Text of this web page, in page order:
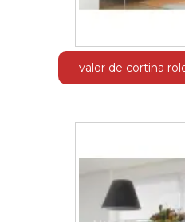
valor de cortina